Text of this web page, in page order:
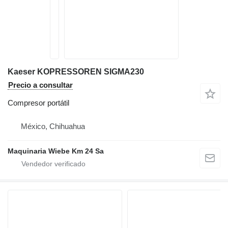
Kaeser KOPRESSOREN SIGMA230
Precio a consultar
Compresor portátil
México, Chihuahua
Maquinaria Wiebe Km 24 Sa